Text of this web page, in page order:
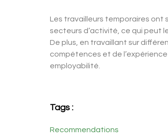
Les travailleurs temporaires ont
secteurs d’activité, ce qui peut
De plus, en travaillant sur
compétences et de
employabilité.
Tags :
Recommendations